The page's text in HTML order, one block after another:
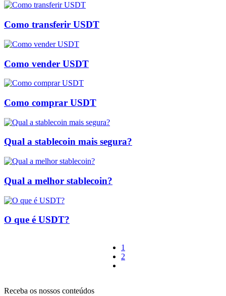
Como transferir USDT
Como vender USDT
Como comprar USDT
Qual a stablecoin mais segura?
Qual a melhor stablecoin?
O que é USDT?
1
2
Receba os nossos conteúdos